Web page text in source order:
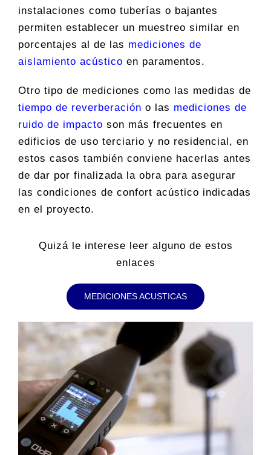
instalaciones como tuberías o bajantes
permiten establecer un muestreo similar en
porcentajes al de las mediciones de
aislamiento acústico en paramentos.
Otro tipo de mediciones como las medidas de
tiempo de reverberación o las mediciones de
ruido de impacto son más frecuentes en
edificios de uso terciario y no residencial, en
estos casos también conviene hacerlas antes
de dar por finalizada la obra para asegurar
las condiciones de confort acústico indicadas
en el proyecto.
Quizá le interese leer alguno de estos
enlaces
MEDICIONES ACUSTICAS